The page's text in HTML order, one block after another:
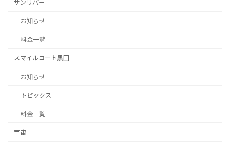
サンリバー
お知らせ
料金一覧
スマイルコート黒田
お知らせ
トピックス
料金一覧
宇宙